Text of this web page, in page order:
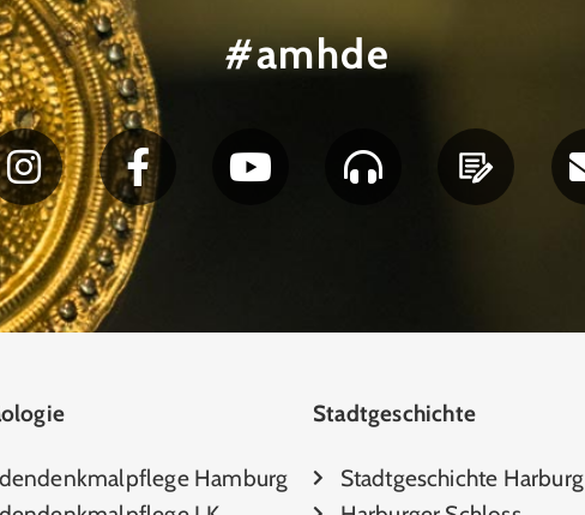
#amhde
Hamburg
Stadtgeschichte
Stadtgeschichte Harburg